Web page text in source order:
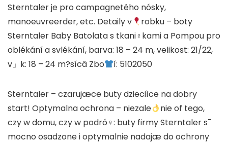
Sterntaler je pro campagnetého nósky,
manoeuvreerder, etc. Detaily v
robku – boty
Sterntaler Baby Batolata s tkani♀kami a Pompou pro
oblékání a svlékání, barva: 18 – 24 m, velikost: 21/22,
v」k: 18 – 24 m?sícâ Zbo
í: 5102050
Sterntaler – czarujæce buty dzieciìce na dobry
start! Optymalna ochrona – niezale
nie of tego,
czy w domu, czy w podró♀: buty firmy Sterntaler s¯
mocno osadzone i optymalnie nadajæ do ochrony